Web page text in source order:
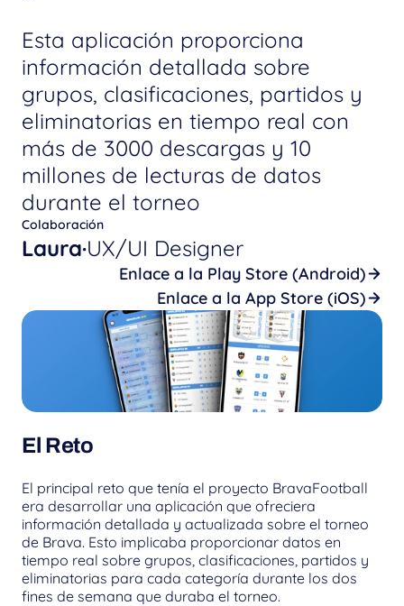
Esta aplicación proporciona
información detallada sobre
grupos, clasificaciones, partidos y
eliminatorias en tiempo real con
más de 3000 descargas y 10
millones de lecturas de datos
durante el torneo
Colaboración
Laura·UX/UI Designer
Enlace a la Play Store (Android)
Enlace a la App Store (iOS)
El Reto
El principal reto que tenía el proyecto BravaFootball
era desarrollar una aplicación que ofreciera
información detallada y actualizada sobre el torneo
de Brava. Esto implicaba proporcionar datos en
tiempo real sobre grupos, clasificaciones, partidos y
eliminatorias para cada categoría durante los dos
fines de semana que duraba el torneo.